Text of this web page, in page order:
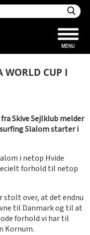
WORLD CUP I
Skive Sejlklub melder
Slalom starter i
i netop Hvide
forhold til netop
stolt over, at det endnu
til Danmark og til at
forhold vi har til
Kornum.